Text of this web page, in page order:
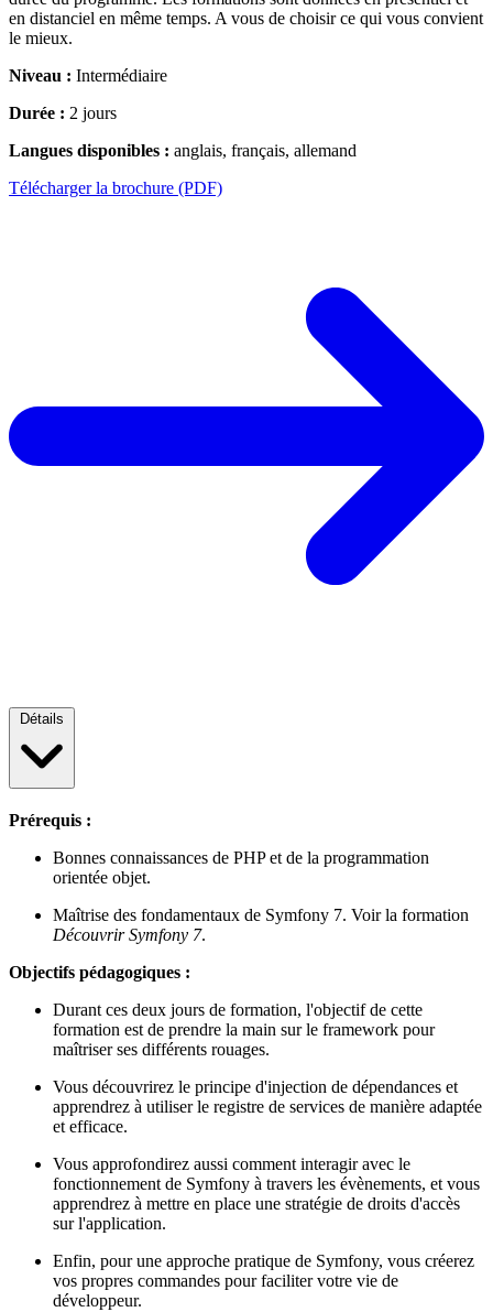
en distanciel en même temps. A vous de choisir ce qui vous convient
le mieux.
Niveau : Intermédiaire
Durée : 2 jours
Langues disponibles : anglais, français, allemand
Télécharger la brochure (PDF)
Détails
Prérequis :
Bonnes connaissances de PHP et de la programmation
orientée objet.
Maîtrise des fondamentaux de Symfony 7. Voir la formation
Découvrir Symfony 7.
Objectifs pédagogiques :
Durant ces deux jours de formation, l'objectif de cette
formation est de prendre la main sur le framework pour
maîtriser ses différents rouages.
Vous découvrirez le principe d'injection de dépendances et
apprendrez à utiliser le registre de services de manière adaptée
et efficace.
Vous approfondirez aussi comment interagir avec le
fonctionnement de Symfony à travers les évènements, et vous
apprendrez à mettre en place une stratégie de droits d'accès
sur l'application.
Enfin, pour une approche pratique de Symfony, vous créerez
vos propres commandes pour faciliter votre vie de
développeur.